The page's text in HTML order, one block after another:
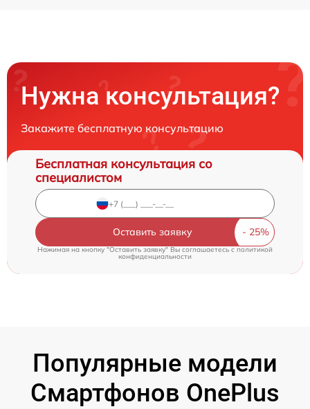
Нужна консультация?
Закажите бесплатную консультацию
Бесплатная консультация со
специалистом
Оставить заявку
Нажимая на кнопку "Оставить заявку" Вы соглашаетесь cполитикой
конфиденциальности
Популярные модели
Смартфонов OnePlus